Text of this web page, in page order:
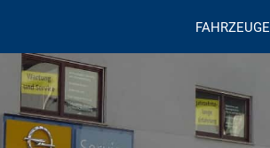
FAHRZEUGE